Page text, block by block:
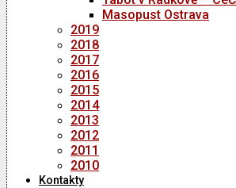
Masopust Ostrava
2019
2018
2017
2016
2015
2014
2013
2012
2011
2010
Kontakty